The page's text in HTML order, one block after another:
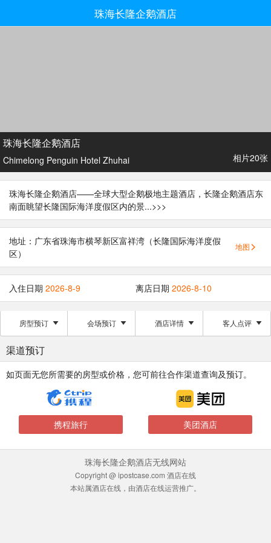
珠海长隆企鹅酒店
珠海长隆企鹅酒店
Chimelong Penguin Hotel Zhuhai 相片20张
珠海长隆企鹅酒店——全球大型企鹅极地主题酒店，长隆企鹅酒店东
南面眺望长隆国际海洋度假区内的景...>>>
地址：广东省珠海市横琴新区富祥湾（长隆国际海洋度假
区）
地图
入住日期 2026-8-9 离店日期 2026-8-10
房型预订 会场预订 酒店详情 客人点评
渠道预订
如页面无您所需要的房型或价格，您可前往合作渠道查询及预订。
携程旅行 美团酒店
珠海长隆企鹅酒店无线网站
Copyright @ ipostcase.com 酒店在线
本站属酒店在线，由酒店在线运营推广。